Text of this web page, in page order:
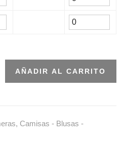
AÑADIR AL CARRITO
, Camisas - Blusas -